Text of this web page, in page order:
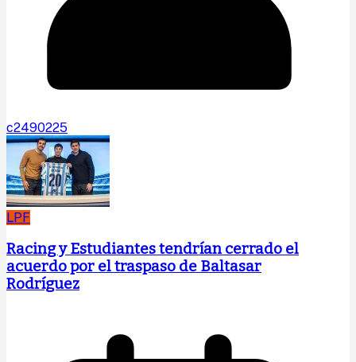
c2490225
LPF
Racing y Estudiantes tendrían cerrado el
acuerdo por el traspaso de Baltasar
Rodríguez